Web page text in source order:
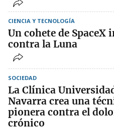
CIENCIA Y TECNOLOGÍA
Un cohete de SpaceX
contra la Luna
SOCIEDAD
La Clínica
Navarra crea una
pionera contra el
crónico